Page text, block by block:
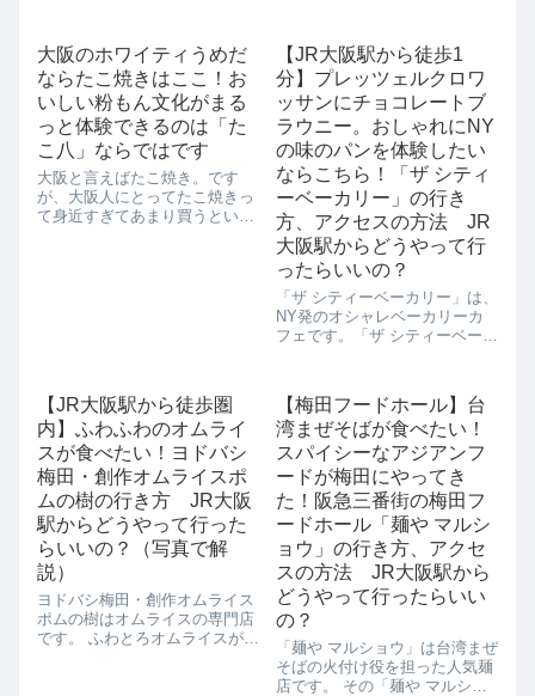
大阪のホワイティうめだ
ならたこ焼きはここ！お
いしい粉もん文化がまる
っと体験できるのは「た
こ八」ならではです
大阪と言えばたこ焼き。です
が、大阪人にとってたこ焼きっ
て身近すぎてあまり買うという
【JR大阪駅から徒歩1
分】プレッツェルクロワ
ッサンにチョコレートブ
ラウニー。おしゃれにNY
の味のパンを体験したい
ならこちら！「ザ シティ
ーベーカリー」の行き
方、アクセスの方法 JR
大阪駅からどうやって行
ったらいいの？
「ザ シティーベーカリー」は、
NY発のオシャレベーカリーカ
フェです。「ザ シティーベーカ
在するカフェということで、グ
ランフロント大阪オープンする
際にメディアで大きく話題にな
っ...
【JR大阪駅から徒歩圏
内】ふわふわのオムライ
スが食べたい！ヨドバシ
梅田・創作オムライスポ
ムの樹の行き方 JR大阪
駅からどうやって行った
らいいの？（写真で解
説）
ヨドバシ梅田・創作オムライス
ポムの樹はオムライスの専門店
です。 ふわとろオムライスが大
【梅田フードホール】台
湾まぜそばが食べたい！
スパイシーなアジアンフ
ードが梅田にやってき
た！阪急三番街の梅田フ
ードホール「麺や マルシ
ョウ」の行き方、アクセ
スの方法 JR大阪駅から
どうやって行ったらいい
の？
「麺や マルショウ」は台湾まぜ
そばの火付け役を担った人気麺
店です。 その「麺や マルショ